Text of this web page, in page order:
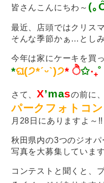
皆さんこんにちわ～ (｡
最近、店頭ではクリス
そんな季節かぁ…とし
今年は家にケーキを買
*ଘ(੭*ˊᵕˋ)੭* ੈ✩‧₊˚
さて、X’masの前に、
パークフォトコ
月28日にありますよ～!!
秋田県内の3つのジオ
写真を大募集していま
コンテストと聞くと、